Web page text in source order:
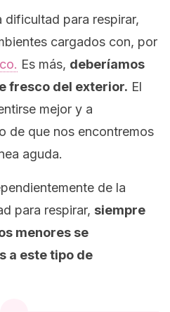
dificultad para respirar,
cargados con, por
Es más, deberíamos
fresco del exterior. El
mejor y a
de que nos encontremos
aguda.
de la
para respirar, siempre
menores se
a este tipo de